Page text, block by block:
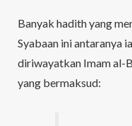
Banyak hadith yang
Syabaan ini antaranya
diriwayatkan Imam al-
yang bermaksud: